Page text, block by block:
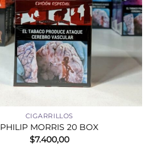
CIGARRILLOS
PHILIP MORRIS 20 BOX
$7.400,00